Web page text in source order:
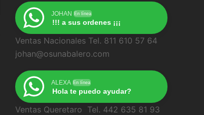
JOHAN En línea
!!! a sus ordenes ¡¡¡
Ventas Nacionales Tel. 811 610 57 64
johan@osunabalero.com
ALEXA En línea
Hola te puedo ayudar?
Ventas Queretaro Tel. 442 635 81 93